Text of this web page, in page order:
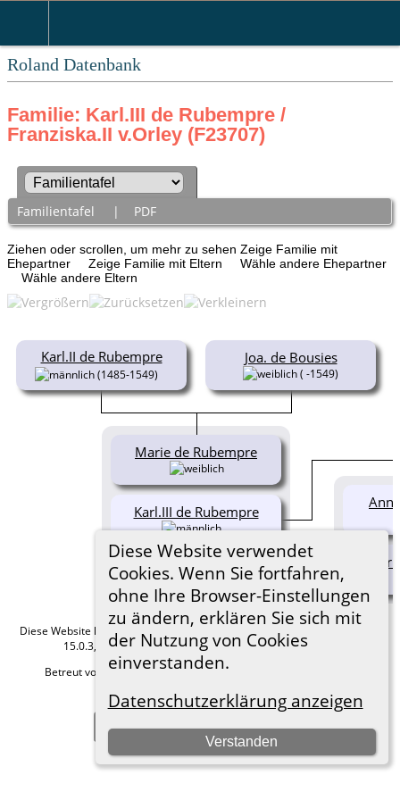
Roland Datenbank
Diese Website verwendet
Cookies. Wenn Sie fortfahren,
ohne Ihre Browser-Einstellungen
zu ändern, erklären Sie sich mit
der Nutzung von Cookies
einverstanden.
Datenschutzerklärung anzeigen
Verstanden
Familie: Karl.III de Rubempre /
Franziska.II v.Orley (F23707)
Familientafel | PDF
Ziehen oder scrollen, um mehr zu sehen Zeige Familie mit
Ehepartner
Zeige Familie mit Eltern
Wähle andere Ehepartner
Wähle andere Eltern
Karl.II de Rubempre
(1485-1549)
Joa. de Bousies
( -1549)
Marie de Rubempre
Karl.III de Rubempre
Diese Website läuft mit The Next Generation of Genealogy Sitebuilding
15.0.3, programmiert von Darrin Lythgoe © 2001-2026.
Betreut von
Roland zu Dortmund e.V.. |
Hier geht es zum Impressum
Zur Desktop-Webseite wechseln